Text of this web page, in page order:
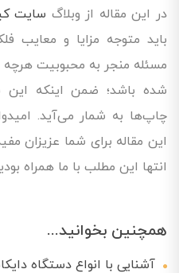
در این مقاله از وبلاگ سایت
باید متوجه مزایا و معایب
مسئله منجر به محبوبیت
شده باشد؛ ضمن اینکه این
چاپ‌ها به شمار می‌آید.
این مقاله برای شما عزیزان
انتها این مطلب با ما همراه
همچنین بخوانید...
آشنایی با انواع دستگاه